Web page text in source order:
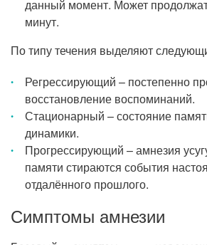
данный момент. Может
минут.
По типу течения выделяют
Регрессирующий – постепенно
восстановление воспоминаний.
Стационарный – состояние
динамики.
Прогрессирующий – амнезия
памяти стираются события
отдалённого прошлого.
Симптомы амнезии